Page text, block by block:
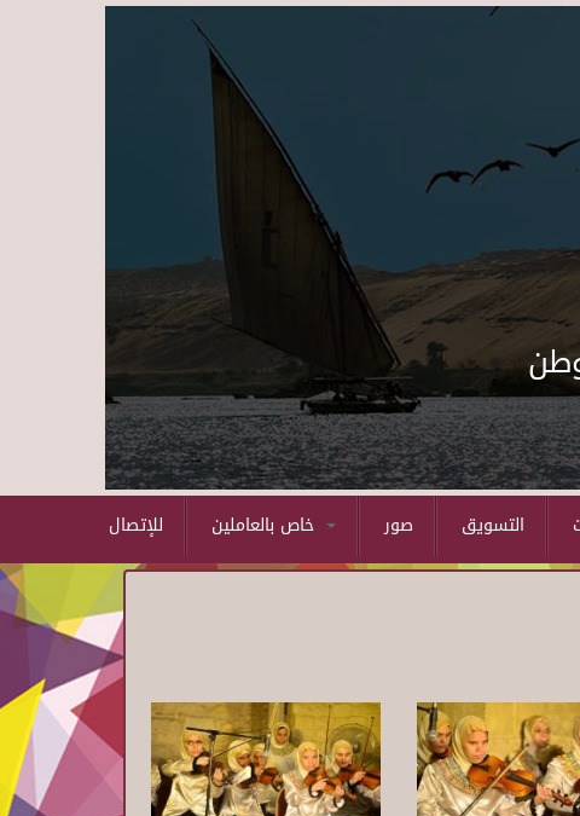
Skip to main content
للإتصال صور التسويق